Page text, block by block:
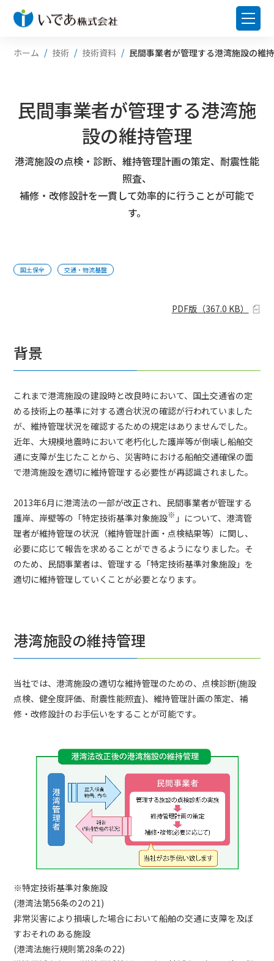
ホーム 技術 技術資料 民間事業者が管理する港湾施設の維
民間事業者が管理する港湾施
設の維持管理
港湾施設の点検・診断、維持管理計画の策定、耐震性能
照査、
補修・改修設計を一貫して効率的に行うことが可能で
す。
国⼟保全 交通・物流基盤
PDF版（367.0 KB）
背景
これまで港湾施設の建設時と改良時において、国土交通省の定
める技術上の基準に対する適合状況の確認が行われていました
が、維持管理状況を確認するための規定はありませんでした。
近年、大規模地震時において老朽化した護岸等が倒壊し船舶交
通に支障が生じたことから、災害時における船舶交通確保の面
で港湾施設を適切に維持管理する必要性が再認識されました。
2013年6月に港湾法の一部が改正され、民間事業者が管理する
護岸、岸壁等の「特定技術基準対象施設※ 」について、港湾管
理者が維持管理の状況（維持管理計画・点検結果等）に関し、
必要に応じて報告を求めることができるようになりました。そ
のため、民間事業者は、管理する「特定技術基準対象施設」を
適切に維持管理していくことが必要となります。
港湾施設の維持管理
当社では、港湾施設の適切な維持管理のための、点検診断(施設
点検、健全度評価、耐震性能照査)、維持管理計画の策定、補
修・改修設計のお手伝いをすることが可能です。
※特定技術基準対象施設
(港湾法第56条の2の21)
非常災害により損壊した場合において船舶の交通に支障を及ぼ
すおそれのある施設
(港湾法施行規則第28条の22)